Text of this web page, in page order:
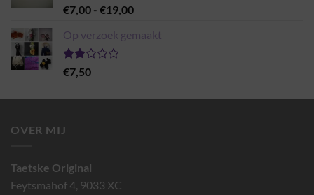
Gewaardeerd
5.00
€7,00 - €19,00Prijsklasse:
tot
Op verzoek gemaakt
Gewaardeerd
2.00
€7,50
OVER MIJ
Taetske Original
Feytsmahof 4, 9033 XC